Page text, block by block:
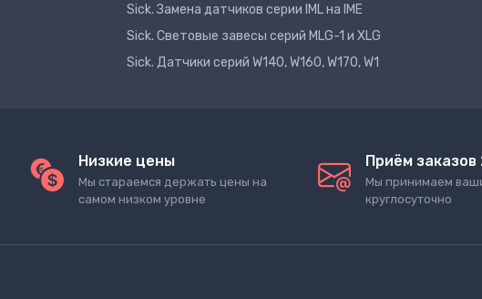
Sick. Замена датчиков серии IML на IME
Sick. Световые завесы серий MLG-1 и XLG
Sick. Датчики серий W140, W160, W170, W1
Низкие цены
Мы стараемся держать цены на
самом низком уровне
Приём
Мы принимаем
круглосуточно